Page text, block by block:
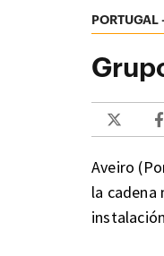
PORTUGAL
Aveiro
la cadena